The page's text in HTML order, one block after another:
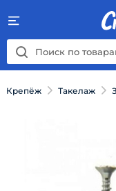
Крепёж Такелаж